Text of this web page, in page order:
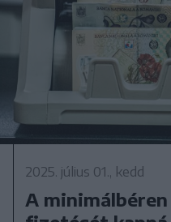
2025. július 01., kedd
A